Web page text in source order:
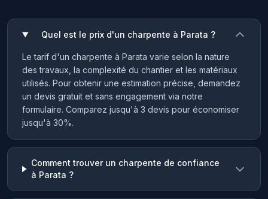
Quel est le prix d'un charpente à Parata ?
Le tarif d'un charpente à Parata varie selon la nature
des travaux, la complexité du chantier et les matériaux
utilisés. Pour obtenir une estimation précise, demandez
un devis gratuit et sans engagement via notre
formulaire. Comparez jusqu'à 3 devis pour économiser
jusqu'à 30%.
Comment trouver un charpente de confiance
à Parata ?